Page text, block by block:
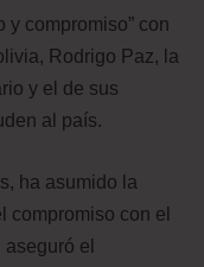
y compromiso” con
Rodrigo Paz, la
y el de sus
al país.
ha asumido la
compromiso con el
el